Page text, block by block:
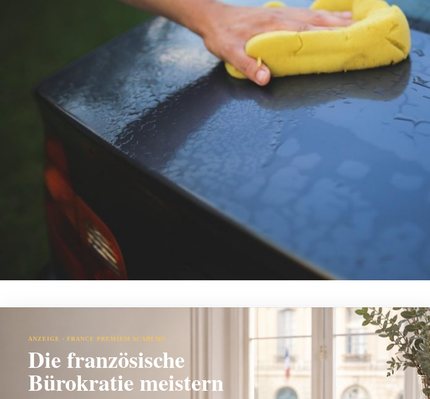
ANZEIGE · FRANCE PREMIUM ACADEMY
Die französische
Bürokratie meistern